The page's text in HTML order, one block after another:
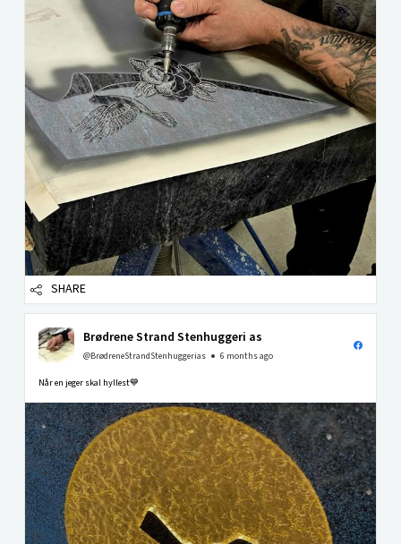
SHARE
Brødrene Strand Stenhuggeri as
@BrødreneStrandStenhuggerias 6 months ago
Når en jeger skal hyllest💙